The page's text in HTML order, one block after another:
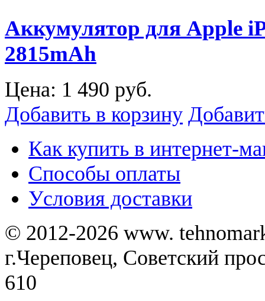
Аккумулятор для Apple
2815mAh
Цена: 1 490 руб.
Добавить в корзину
Как купить в интернет-
Способы оплаты
Уcловия доставки
© 2012-2026 www.
г.Череповец, Советский
610